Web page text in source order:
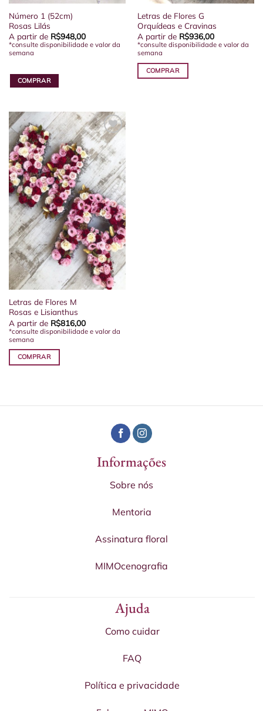
Número 1 (52cm)
Rosas Lilás
A partir de R$948,00
*consulte disponibilidade e valor da
semana
COMPRAR
Letras de Flores G
Orquídeas e Cravinas
A partir de R$936,00
*consulte disponibilidade e valor da
semana
COMPRAR
Letras de Flores M
Rosas e Lisianthus
A partir de R$816,00
*consulte disponibilidade e valor da
semana
COMPRAR
Informações
Sobre nós
Mentoria
Assinatura floral
MIMOcenografia
Ajuda
Como cuidar
FAQ
Política e privacidade